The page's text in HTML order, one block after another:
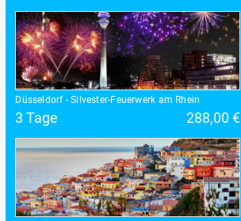
Düsseldorf - Silvester-Feuerwerk am Rhein
3 Tage 288,00 €